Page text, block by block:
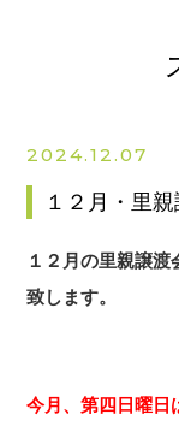
2024.12.07
１２月・里
１２月の里親譲渡
致します。
今月、第四日曜日